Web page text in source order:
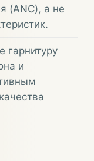
(ANC), а не
гарнитуру
и